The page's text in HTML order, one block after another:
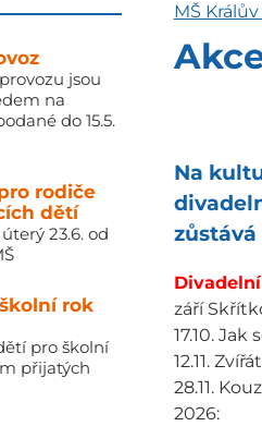
jsou
na
do 15.5.
rodiče
dětí
23.6. od
rok
pro školní
přijatých
MŠ
Na
září
17.10.
12.11.
28.11.
2026: